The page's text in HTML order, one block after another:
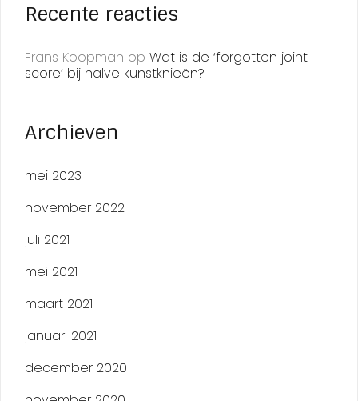
Recente reacties
Frans Koopman op Wat is de ‘forgotten joint
score’ bij halve kunstknieën?
Archieven
mei 2023
november 2022
juli 2021
mei 2021
maart 2021
januari 2021
december 2020